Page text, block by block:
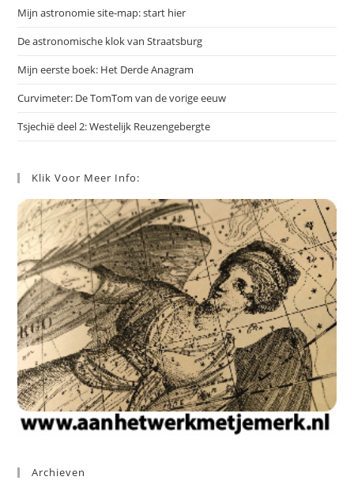
Mijn astronomie site-map: start hier
De astronomische klok van Straatsburg
Mijn eerste boek: Het Derde Anagram
Curvimeter: De TomTom van de vorige eeuw
Tsjechië deel 2: Westelijk Reuzengebergte
Klik Voor Meer Info:
Archieven